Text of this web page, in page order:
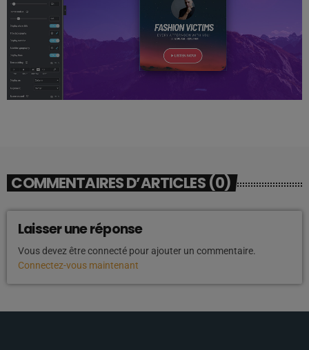
COMMENTAIRES D’ARTICLES (0)
Laisser une réponse
Vous devez être connecté pour ajouter un commentaire.
Connectez-vous maintenant